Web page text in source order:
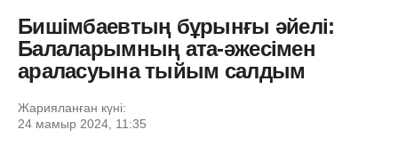
Бишімбаевтың бұрынғы әйелі:
Балаларымның ата-әжесімен
араласуына тыйым салдым
Жарияланған күні:
24 мамыр 2024, 11:35